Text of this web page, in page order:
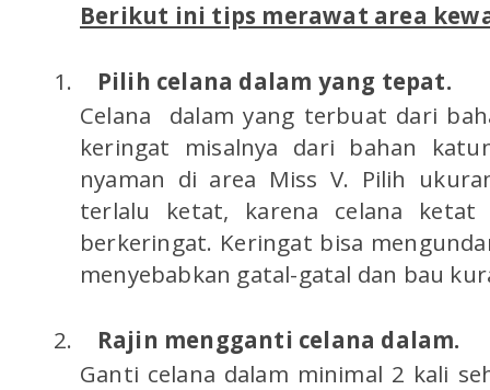
Berikut ini tips merawat area
1.
Pilih celana dalam yang tepat.
Celana dalam yang terbuat dari
keringat misalnya dari bahan
nyaman di area Miss V. Pilih
terlalu ketat, karena celana
berkeringat. Keringat bisa
menyebabkan gatal-gatal dan bau
2.
Rajin mengganti celana dalam.
Ganti celana dalam minimal 2 kali